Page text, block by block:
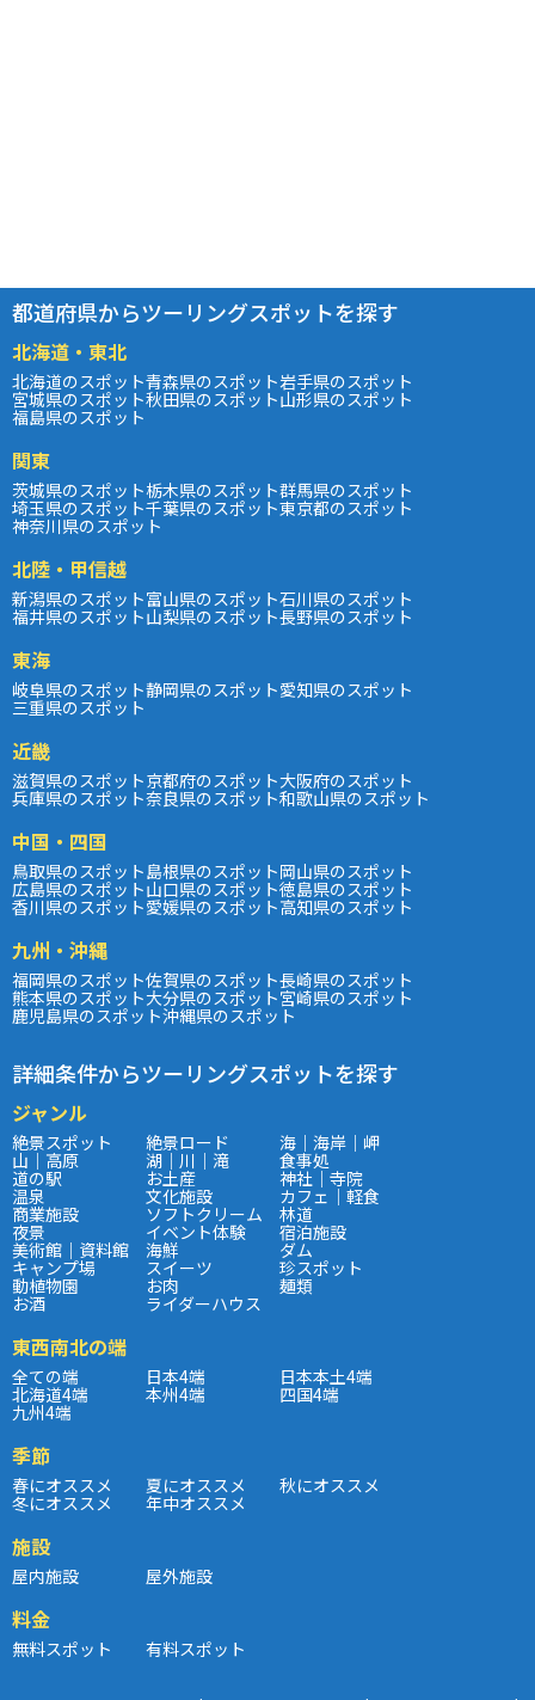
都道府県からツーリングスポットを探す
北海道・東北
北海道のスポット青森県のスポット岩手県のスポット
宮城県のスポット秋田県のスポット山形県のスポット
福島県のスポット
関東
茨城県のスポット栃木県のスポット群馬県のスポット
埼玉県のスポット千葉県のスポット東京都のスポット
神奈川県のスポット
北陸・甲信越
新潟県のスポット富山県のスポット石川県のスポット
福井県のスポット山梨県のスポット長野県のスポット
東海
岐阜県のスポット静岡県のスポット愛知県のスポット
三重県のスポット
近畿
滋賀県のスポット京都府のスポット大阪府のスポット
兵庫県のスポット奈良県のスポット和歌山県のスポット
中国・四国
鳥取県のスポット島根県のスポット岡山県のスポット
広島県のスポット山口県のスポット徳島県のスポット
香川県のスポット愛媛県のスポット高知県のスポット
九州・沖縄
福岡県のスポット佐賀県のスポット長崎県のスポット
熊本県のスポット大分県のスポット宮崎県のスポット
鹿児島県のスポット沖縄県のスポット
詳細条件からツーリングスポットを探す
ジャンル
絶景スポット 絶景ロード 海｜海岸｜岬
山｜高原 湖｜川｜滝 食事処
道の駅 お土産 神社｜寺院
温泉 文化施設 カフェ｜軽食
商業施設 ソフトクリーム 林道
夜景 イベント体験 宿泊施設
美術館｜資料館 海鮮 ダム
キャンプ場 スイーツ 珍スポット
動植物園 お肉 麺類
お酒 ライダーハウス
東西南北の端
全ての端 日本4端 日本本土4端
北海道4端 本州4端 四国4端
九州4端
季節
春にオススメ 夏にオススメ 秋にオススメ
冬にオススメ 年中オススメ
施設
屋内施設 屋外施設
料金
無料スポット 有料スポット